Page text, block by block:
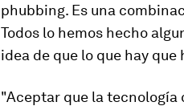
phubbing. Es una
Todos lo hemos hecho
idea de que lo que hay
"Aceptar que la tecnología